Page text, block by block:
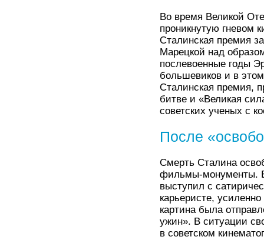
Во время Великой
проникнутую гневом
Сталинская премия
Марецкой над
послевоенные годы
большевиков и в
Сталинская премия,
битве и «Великая
советских ученых с
После
Смерть Сталина
фильмы-монументы.
выступил с
карьеристе,
картина была
ужин». В ситуации
в советском